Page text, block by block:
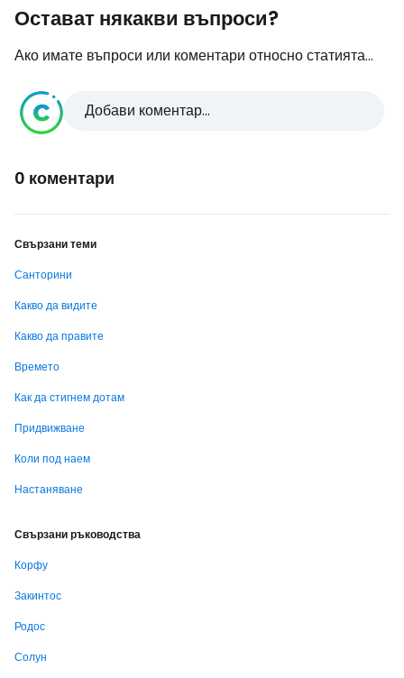
Остават някакви въпроси?
Ако имате въпроси или коментари относно статията...
Добави коментар...
0 коментари
Свързани теми
Санторини
Какво да видите
Какво да правите
Времето
Как да стигнем дотам
Придвижване
Коли под наем
Настаняване
Свързани ръководства
Корфу
Закинтос
Родос
Солун